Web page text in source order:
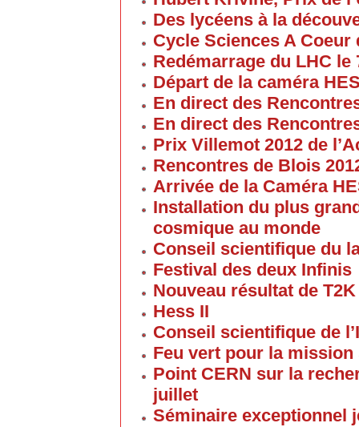
Des lycéens à la
Cycle Sciences A Coeur
Redémarrage du LHC le
Départ de la caméra
En direct des
En direct des
Prix Villemot 2012 de
Rencontres de Blois
Arrivée de la Caméra
Installation du plus
cosmique au monde
Conseil scientifique du
Festival des deux Infinis
Nouveau résultat de T2K
Hess II
Conseil scientifique de
Feu vert pour la
Point CERN sur la
juillet
Séminaire exceptionnel